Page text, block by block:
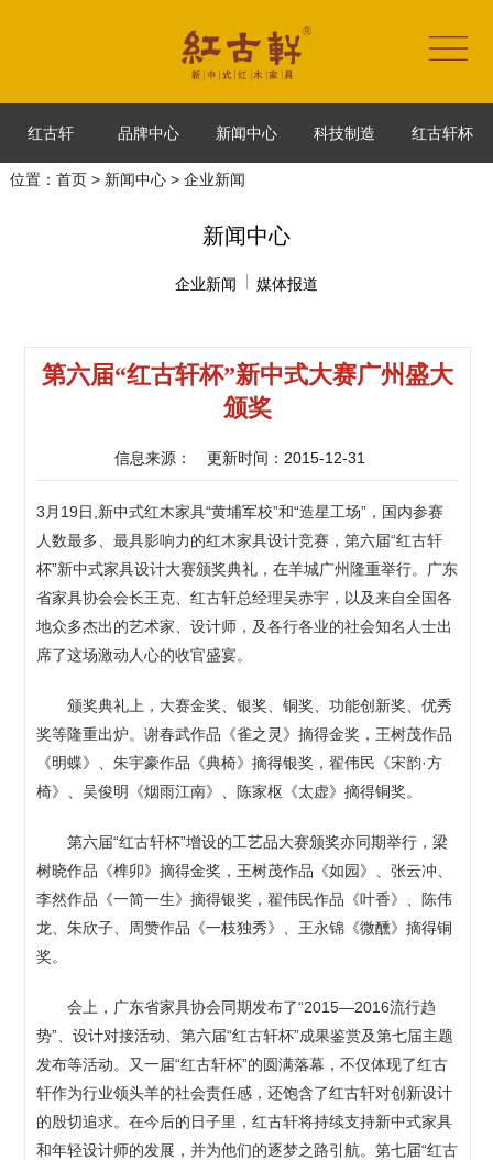
红古轩 品牌中心 新闻中心 科技制造 红古轩杯
位置： 首页> 新闻中心> 企业新闻
新闻中心
企业新闻 媒体报道
第六届“红古轩杯”新中式大赛广州盛大
颁奖
信息来源： 更新时间：2015-12-31
3月19日,新中式红木家具“黄埔军校”和“造星工场”，国内参赛
人数最多、最具影响力的红木家具设计竞赛，第六届“红古轩
杯”新中式家具设计大赛颁奖典礼，在羊城广州隆重举行。广东
省家具协会会长王克、红古轩总经理吴赤宇，以及来自全国各
地众多杰出的艺术家、设计师，及各行各业的社会知名人士出
席了这场激动人心的收官盛宴。
颁奖典礼上，大赛金奖、银奖、铜奖、功能创新奖、优秀
奖等隆重出炉。谢春武作品《雀之灵》摘得金奖，王树茂作品
《明蝶》、朱宇豪作品《典椅》摘得银奖，翟伟民《宋韵·方
椅》、吴俊明《烟雨江南》、陈家枢《太虚》摘得铜奖。
第六届“红古轩杯”增设的工艺品大赛颁奖亦同期举行，梁
树晓作品《榫卯》摘得金奖，王树茂作品《如园》、张云冲、
李然作品《一简一生》摘得银奖，翟伟民作品《叶香》、陈伟
龙、朱欣子、周赞作品《一枝独秀》、王永锦《微醺》摘得铜
奖。
会上，广东省家具协会同期发布了“2015—2016流行趋
势”、设计对接活动、第六届“红古轩杯”成果鉴赏及第七届主题
发布等活动。又一届“红古轩杯”的圆满落幕，不仅体现了红古
轩作为行业领头羊的社会责任感，还饱含了红古轩对创新设计
的殷切追求。在今后的日子里，红古轩将持续支持新中式家具
和年轻设计师的发展，并为他们的逐梦之路引航。第七届“红古